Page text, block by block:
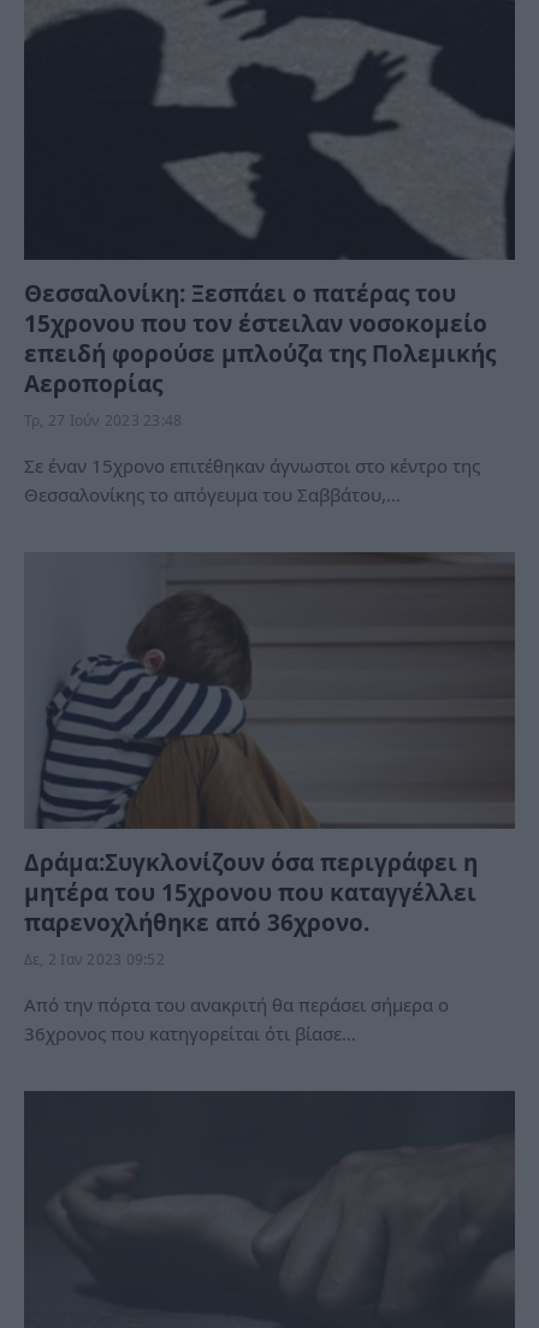
Θεσσαλονίκη: Ξεσπάει ο πατέρας του
15χρονου που τον έστειλαν νοσοκομείο
επειδή φορούσε μπλούζα της Πολεμικής
Αεροπορίας
Τρ, 27 Ιούν 2023 23:48
Σε έναν 15χρονο επιτέθηκαν άγνωστοι στο κέντρο της
Θεσσαλονίκης το απόγευμα του Σαββάτου,…
Δράμα:Συγκλονίζουν όσα περιγράφει η
μητέρα του 15χρονου που καταγγέλλει
παρενοχλήθηκε από 36χρονο.
Δε, 2 Ιαν 2023 09:52
Από την πόρτα του ανακριτή θα περάσει σήμερα ο
36χρονος που κατηγορείται ότι βίασε…